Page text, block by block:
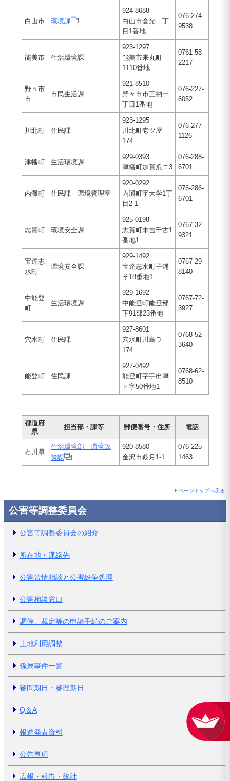
白山市 環境課
924-8688
白山市倉光二丁
目1番地
076-274-
9538
能美市 生活環境課
923-1297
能美市来丸町
1110番地
0761-58-
2217
野々市
市
市民生活課
921-8510
野々市市三納一
丁目1番地
076-227-
6052
川北町 住民課
923-1295
川北町壱ツ屋
174
076-277-
1126
津幡町 生活環境課
929-0393
津幡町加賀爪ニ3
076-288-
6701
内灘町 住民課 環境管理室
920-0292
内灘町字大学1丁
目2-1
076-286-
6701
志賀町 環境安全課
925-0198
志賀町末吉千古1
番地1
0767-32-
9321
宝達志
水町
環境安全課
929-1492
宝達志水町子浦
そ18番地1
0767-29-
8140
中能登
町
生活環境課
929-1692
中能登町能登部
下91部23番地
0767-72-
3927
穴水町 住民課
927-8601
穴水町川島ラ
174
0768-52-
3640
能登町 住民課
927-0492
能登町字宇出津
ト字50番地1
0768-62-
8510
都道府
県
担当部・課等 郵便番号・住所 電話
石川県
生活環境部 環境政
策課
920-8580
金沢市鞍月1-1
076-225-
1463
ページトップへ戻る
公害等調整委員会
公害等調整委員会の紹介
所在地・連絡先
公害苦情相談と公害紛争処理
公害相談窓口
調停、裁定等の申請手続のご案内
土地利用調整
係属事件一覧
審問期日・審理期日
Q＆A
報道発表資料
公告事項
広報・報告・統計